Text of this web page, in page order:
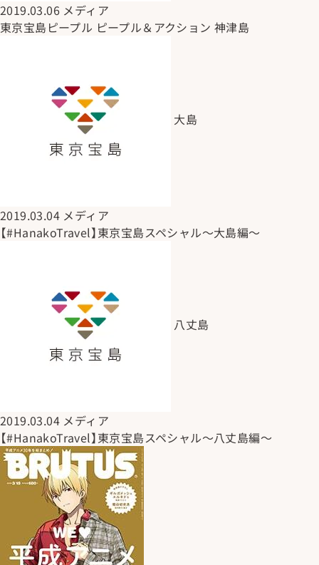
2019.03.06 メディア
東京宝島ピープル ピープル＆アクション 神津島
大島
2019.03.04 メディア
【#HanakoTravel】東京宝島スペシャル～大島編～
八丈島
2019.03.04 メディア
【#HanakoTravel】東京宝島スペシャル～八丈島編～